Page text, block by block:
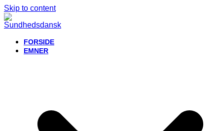
Skip to content
FORSIDE
EMNER